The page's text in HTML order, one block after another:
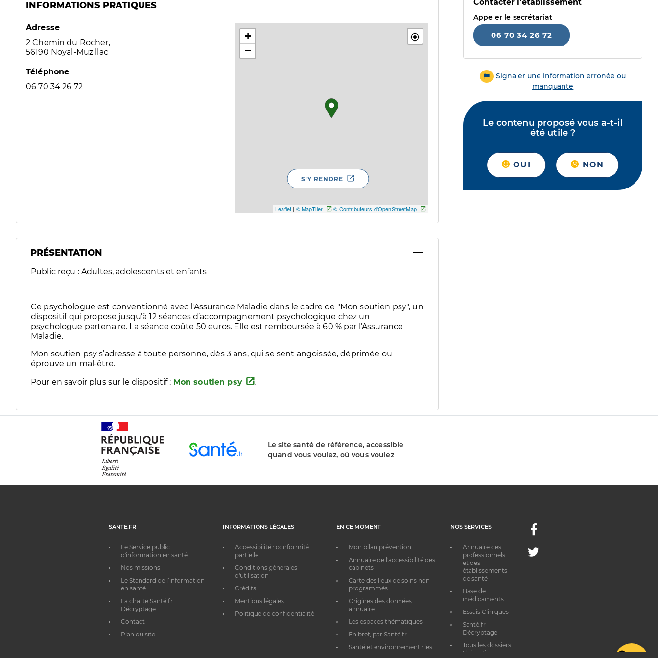
INFORMATIONS PRATIQUES
Adresse
2 Chemin du Rocher,
56190 Noyal-Muzillac
Téléphone
06 70 34 26 72
+
−
Leaflet | © MapTiler © Contributeurs d'OpenStreetMap
S'Y RENDRE
PRÉSENTATION
Public reçu : Adultes, adolescents et enfants
Ce psychologue est conventionné avec l'Assurance Maladie dans le cadre de "Mon soutien psy", un
dispositif qui propose jusqu’à 12 séances d’accompagnement psychologique chez un
psychologue partenaire. La séance coûte 50 euros. Elle est remboursée à 60 % par l’Assurance
Maladie.
Mon soutien psy s’adresse à toute personne, dès 3 ans, qui se sent angoissée, déprimée ou
éprouve un mal-être.
Pour en savoir plus sur le dispositif : Mon soutien psy .
Contacter l'établissement
Appeler le secrétariat
06 70 34 26 72
Signaler une information erronée ou
manquante
Le contenu proposé vous a-t-il
été utile ?
OUI NON
Le site santé de référence, accessible
quand vous voulez, où vous voulez
SANTE.FR
Le Service public
d'information en santé
Nos missions
Le Standard de l’information
en santé
La charte Santé.fr
Décryptage
Contact
Plan du site
INFORMATIONS LÉGALES
Accessibilité : conformité
partielle
Conditions générales
d'utilisation
Crédits
Mentions légales
Politique de confidentialité
EN CE MOMENT
Mon bilan prévention
Annuaire de l'accessibilité des
cabinets
Carte des lieux de soins non
programmés
Origines des données
annuaire
Les espaces thématiques
En bref, par Santé.fr
Santé et environnement : les
NOS SERVICES
Annuaire des
professionnels
et des
établissements
de santé
Base de
médicaments
Essais Cliniques
Santé.fr
Décryptage
Tous les dossiers
thématiques
Facebook
Twitter